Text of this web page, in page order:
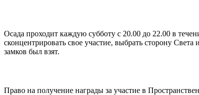
Осада проходит каждую субботу с 20.00 до 22.00 в
сконцентрировать свое участие, выбрать сторону
замков был взят.
Право на получение награды за участие в